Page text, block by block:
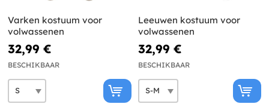
Varken kostuum voor
volwassenen
32,99 €
BESCHIKBAAR
Leeuwen kostuum voor
volwassenen
32,99 €
BESCHIKBAAR